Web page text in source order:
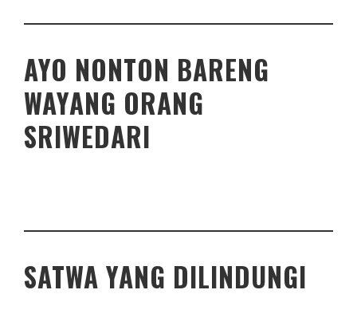
AYO NONTON BARENG
WAYANG ORANG
SRIWEDARI
SATWA YANG DILINDUNGI